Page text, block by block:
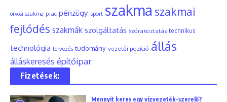
orvosi szakma piac pénzügy sport szakma szakmai
fejlődés szakmák szolgáltatás szórakoztatás technikus
technológia tervezés tudomány vezetői pozíció állás
álláskeresés építőipar
Fizetések:
Mennyit keres egy vízvezeték-szerelő?